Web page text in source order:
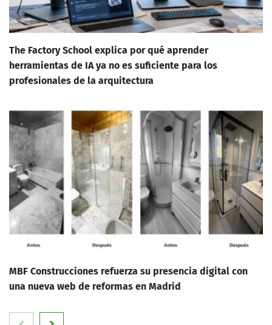
The Factory School explica por qué aprender
herramientas de IA ya no es suficiente para los
profesionales de la arquitectura
MBF Construcciones refuerza su presencia digital con
una nueva web de reformas en Madrid